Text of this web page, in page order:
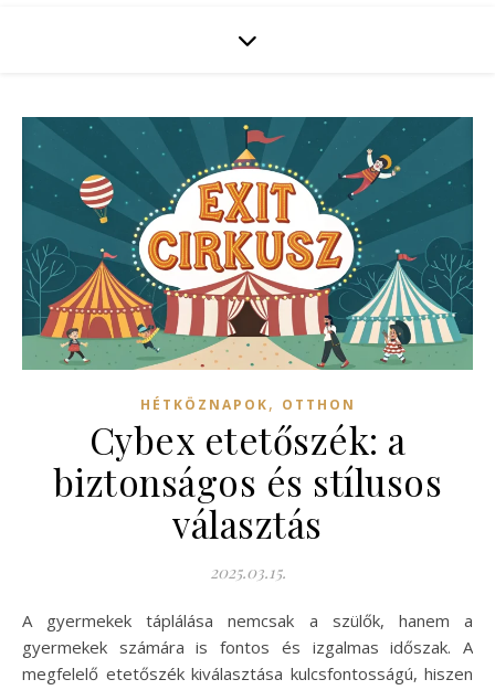
HÉTKÖZNAPOK, OTTHON
Cybex etetőszék: a
biztonságos és stílusos
választás
2025.03.15.
A gyermekek táplálása nemcsak a szülők, hanem a
gyermekek számára is fontos és izgalmas időszak. A
megfelelő etetőszék kiválasztása kulcsfontosságú, hiszen